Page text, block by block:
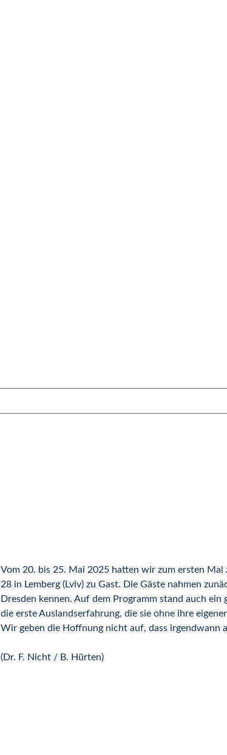
Vom 20. bis 25. Mai 2025 hatten wir zum ersten Mal
28 in Lemberg (Lviv) zu Gast. Die Gäste nahmen
Dresden kennen. Auf dem Programm stand auch
die erste Auslandserfahrung, die sie ohne ihre
Wir geben die Hoffnung nicht auf, dass irgendwann
(Dr. F. Nicht / B. Hürten)